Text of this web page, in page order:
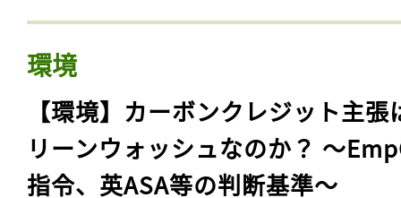
環境
【環境】カーボンクレジット主張
リーンウォッシュなのか？ 〜
指令、英ASA等の判断基準〜